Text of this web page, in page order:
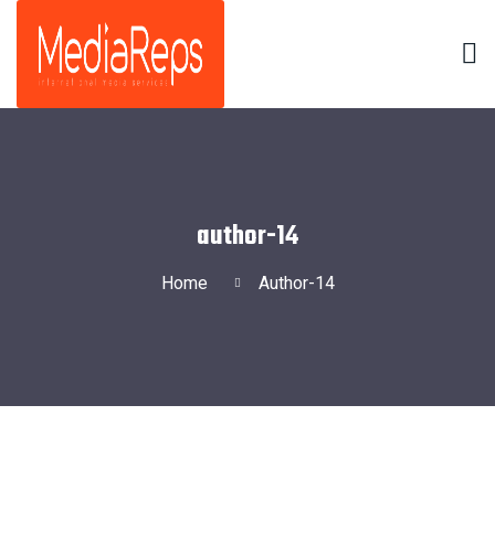
author-14
Home Author-14